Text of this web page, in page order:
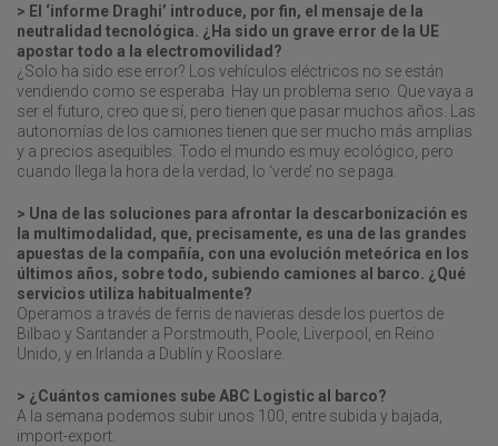
> El ‘informe Draghi’ introduce, por fin, el mensaje de la
neutralidad tecnológica. ¿Ha sido un grave error de la UE
apostar todo a la electromovilidad?
¿Solo ha sido ese error? Los vehículos eléctricos no se están
vendiendo como se esperaba. Hay un problema serio. Que vaya a
ser el futuro, creo que sí, pero tienen que pasar muchos años. Las
autonomías de los camiones tienen que ser mucho más amplias
y a precios asequibles. Todo el mundo es muy ecológico, pero
cuando llega la hora de la verdad, lo ‘verde’ no se paga.
> Una de las soluciones para afrontar la descarbonización es
la multimodalidad, que, precisamente, es una de las grandes
apuestas de la compañía, con una evolución meteórica en los
últimos años, sobre todo, subiendo camiones al barco. ¿Qué
servicios utiliza habitualmente?
Operamos a través de ferris de navieras desde los puertos de
Bilbao y Santander a Porstmouth, Poole, Liverpool, en Reino
Unido, y en Irlanda a Dublín y Rooslare.
> ¿Cuántos camiones sube ABC Logistic al barco?
A la semana podemos subir unos 100, entre subida y bajada,
import-export.